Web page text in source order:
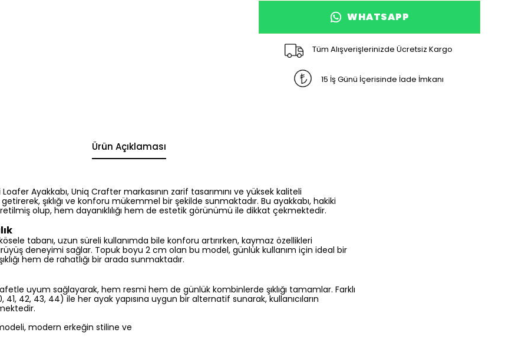
WHATSAPP
Tüm Alışverişlerinizde Ücretsiz Kargo
15 İş Günü İçerisinde İade İmkanı
Ürün Açıklaması
Ayakkabı, Uniq Crafter markasının zarif tasarımını ve yüksek kaliteli
şıklığı ve konforu mükemmel bir şekilde sunmaktadır. Bu ayakkabı, hakiki
olup, hem dayanıklılığı hem de estetik görünümü ile dikkat çekmektedir.
tabanı, uzun süreli kullanımda bile konforu artırırken, kaymaz özellikleri
deneyimi sağlar. Topuk boyu 2 cm olan bu model, günlük kullanım için ideal bir
hem de rahatlığı bir arada sunmaktadır.
uyum sağlayarak, hem resmi hem de günlük kombinlerde şıklığı tamamlar. Farklı
42, 43, 44) ile her ayak yapısına uygun bir alternatif sunarak, kullanıcıların
modern erkeğin stiline ve